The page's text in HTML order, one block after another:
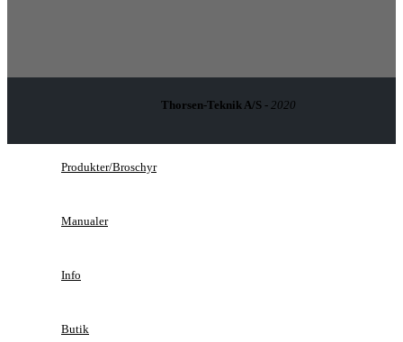
Thorsen-Teknik A/S - 2020
Produkter/Broschyr
Manualer
Info
Butik